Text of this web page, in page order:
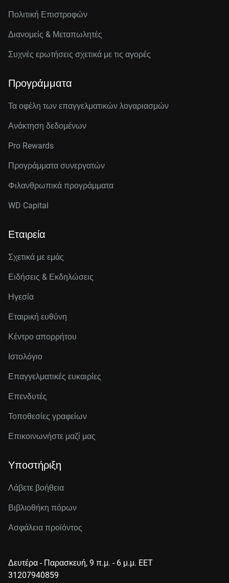
Πολιτική Επιστροφών
Διανομείς & Μεταπωλητές
Συχνές ερωτήσεις σχετικά με τις αγορές
Προγράμματα
Τα οφέλη των επαγγελματικών λογαριασμών
Ανάκτηση δεδομένων
Pro Rewards
Προγράμματα συνεργατών
Φιλανθρωπικά προγράμματα
WD Capital
Εταιρεία
Σχετικά με εμάς
Ειδήσεις & Εκδηλώσεις
Ηγεσία
Εταιρική ευθύνη
Κέντρο απορρήτου
Ιστολόγιο
Επαγγελματικές ευκαιρίες
Επενδυτές
Τοποθεσίες γραφείων
Επικοινωνήστε μαζί μας
Υποστήριξη
Λάβετε βοήθεια
Βιβλιοθήκη πόρων
Ασφάλεια προϊόντος
Δευτέρα - Παρασκευή, 9 π.μ. - 6 μ.μ. EET
31207940859